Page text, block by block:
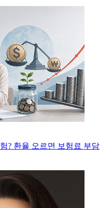
? 환율 오르면 보험료 부담